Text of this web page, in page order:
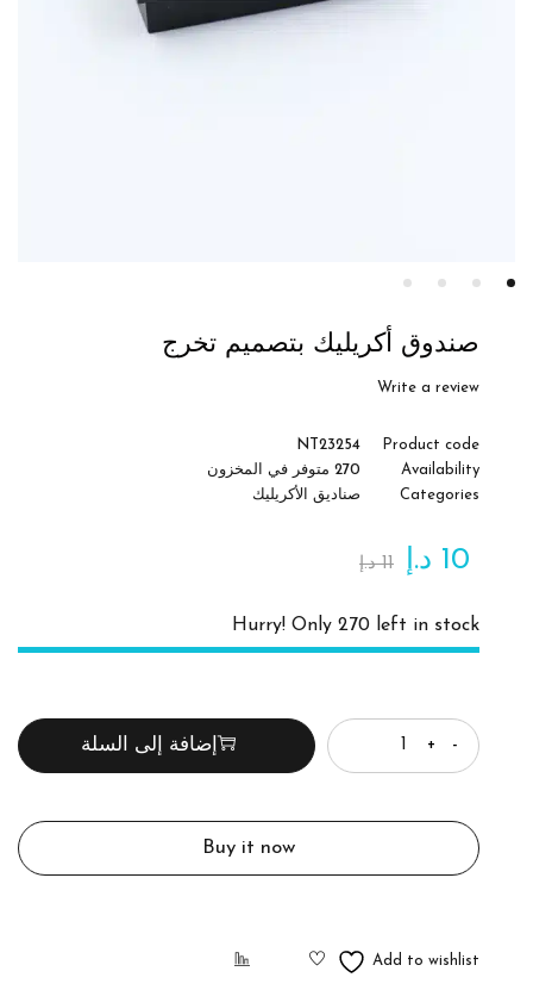
صندوق أكريليك بتصميم تخرج
Write a review
Product code
NT23254
Availability
270 متوفر في المخزون
Categories
صناديق الأكريليك
11 د.إ 10 د.إ
Hurry! Only 270 left in stock
إضافة إلى السلة
Buy it now